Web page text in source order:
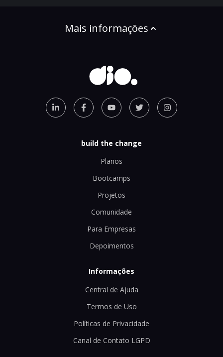
Mais informações
build the change
Planos
Bootcamps
Projetos
Comunidade
Para Empresas
Depoimentos
Informações
Central de Ajuda
Termos de Uso
Políticas de Privacidade
Canal de Contato LGPD